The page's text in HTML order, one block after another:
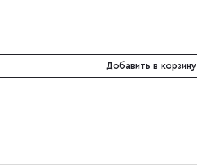
Добавить в корзину